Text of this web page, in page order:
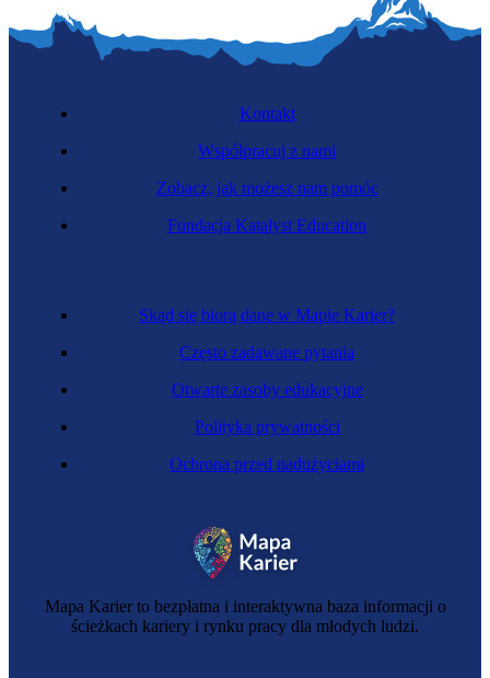
Specjalistka do spraw konsultingu
Inżynierka systemów biotechnicznych
Mapa Karier to bezpłatna i interaktywna baza informacji o
ścieżkach kariery i rynku pracy dla młodych ludzi.
Skąd się biorą dane w Mapie Karier?
Często zadawane pytania
Otwarte zasoby edukacyjne
Polityka prywatności
Ochrona przed nadużyciami
Kontakt
Współpracuj z nami
Zobacz, jak możesz nam pomóc
Fundacja Katalyst Education